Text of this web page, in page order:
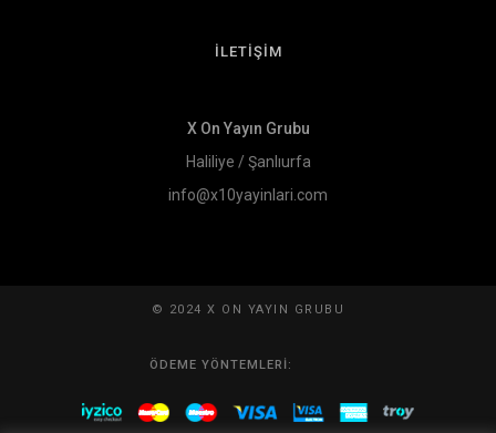
İLETİŞİM
X On Yayın Grubu
Haliliye / Şanlıurfa
info@x10yayinlari.com
© 2024 X ON YAYIN GRUBU
ÖDEME YÖNTEMLERI: